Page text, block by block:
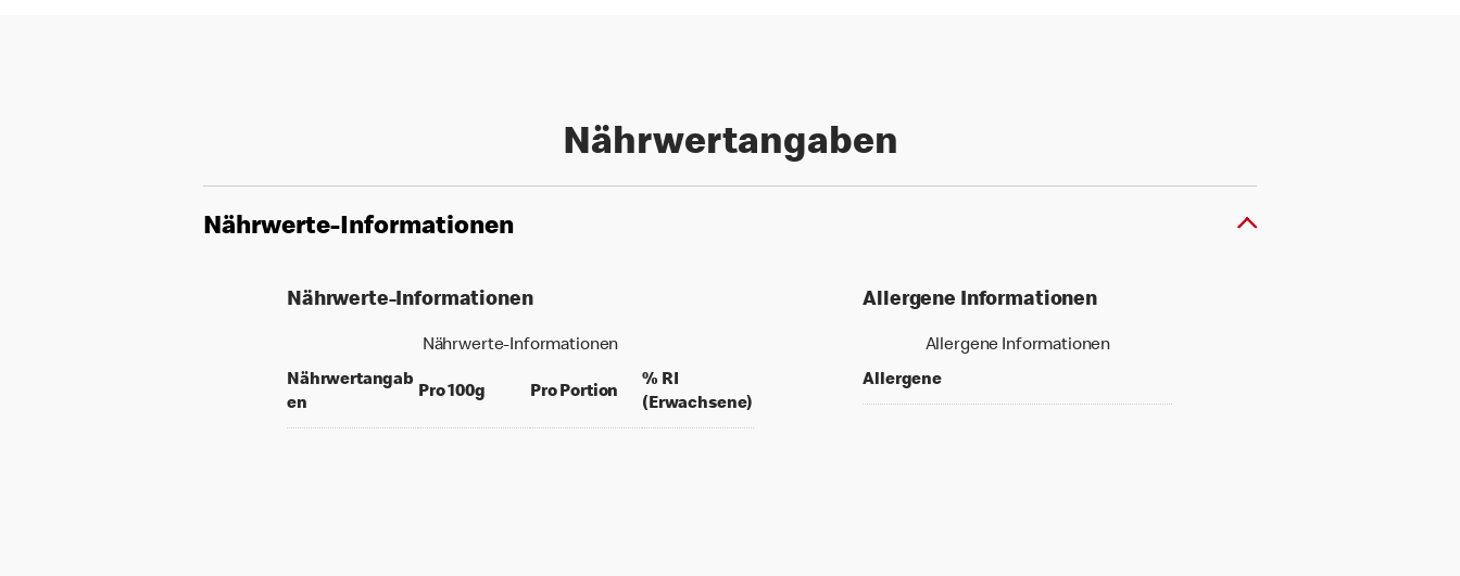
Nährwertangaben
Nährwerte-Informationen
Nährwerte-Informationen
Nährwerte-Informationen
Nährwertangab
en
Pro 100gper 100 grams
Pro Portion per portion
% RI
(Erwachsene) % daily value for an adult
Allergene Informationen
Allergene Informationen
Allergene